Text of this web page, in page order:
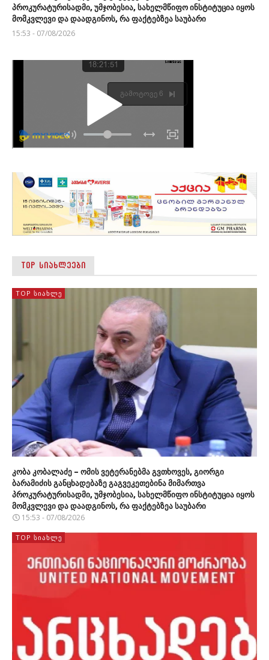
პროკურატურისადმი, უმჯობესია, სახელმწიფო ინსტიტუცია იყოს
მომკვლევი და დაადგინოს, რა ფაქტებზეა საუბარი
15:53 - 07/08/2026
TOP ᲡᲘᲐᲮᲚᲔᲔᲑᲘ
TOP ᲡᲘᲐᲮᲚᲔ
კობა კობალაძე – ომის ვეტერანებმა გვთხოვეს, გიორგი
ბარამიძის განცხადებაზე გაგვეკეთებინა მიმართვა
პროკურატურისადმი, უმჯობესია, სახელმწიფო ინსტიტუცია იყოს
მომკვლევი და დაადგინოს, რა ფაქტებზეა საუბარი
15:53 - 07/08/2026
TOP ᲡᲘᲐᲮᲚᲔ